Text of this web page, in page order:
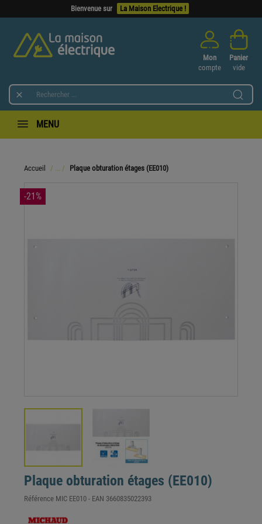
Bienvenue sur La Maison Electrique !

Mon
compte
Panier
vide
MENU
Accueil Plaque obturation étages (EE010)
-21%
Plaque obturation étages (EE010)
Référence MIC EE010 - EAN 3660835022393